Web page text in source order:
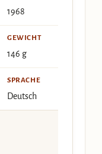
1968
GEWICHT
146 g
SPRACHE
Deutsch